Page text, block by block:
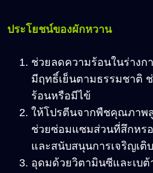
ประโยชน์ของผักหวาน
ช่วยลดความร้อนในร่างก
มีฤทธิ์เย็นตามธรรมชาติ
ร้อนหรือมีไข้
ให้โปรตีนจากพืชคุณภาพ
ช่วยซ่อมแซมส่วนที่สึกหรอ
และสนับสนุนการเจริญเติ
อุดมด้วยวิตามินซีและเบ